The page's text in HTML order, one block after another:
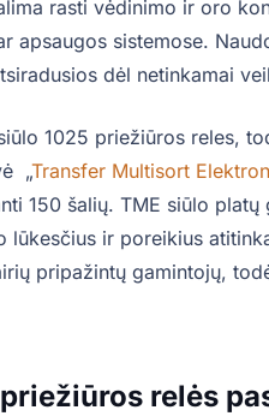
rasti vėdinimo ir oro
apsaugos sistemose.
dėl netinkamai
1025 priežiūros reles,
„Transfer Multisort
150 šalių. TME siūlo
lūkesčius ir poreikius
pripažintų gamintojų,
relės